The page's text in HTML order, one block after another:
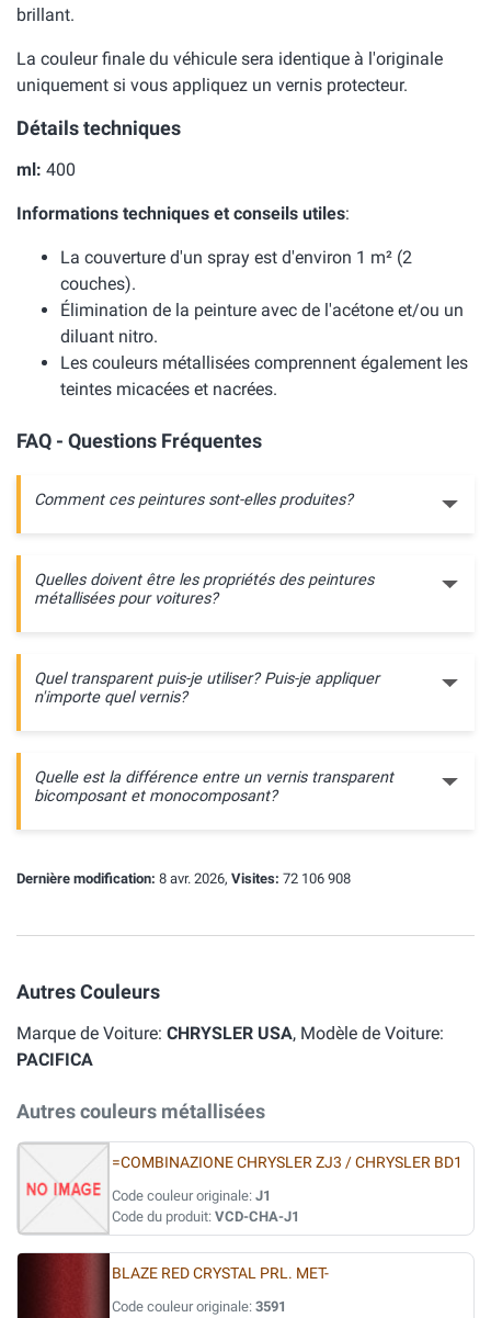
brillant.
La couleur finale du véhicule sera identique à l'originale
uniquement si vous appliquez un vernis protecteur.
Détails techniques
ml: 400
Informations techniques et conseils utiles:
La couverture d'un spray est d'environ 1 m² (2
couches).
Élimination de la peinture avec de l'acétone et/ou un
diluant nitro.
Les couleurs métallisées comprennent également les
teintes micacées et nacrées.
FAQ - Questions Fréquentes
Comment ces peintures sont-elles produites?
Quelles doivent être les propriétés des peintures
métallisées pour voitures?
Quel transparent puis-je utiliser? Puis-je appliquer
n'importe quel vernis?
Quelle est la différence entre un vernis transparent
bicomposant et monocomposant?
Dernière modification: 8 avr. 2026, Visites: 72 106 908
Autres Couleurs
Marque de Voiture: CHRYSLER USA, Modèle de Voiture:
PACIFICA
Autres couleurs métallisées
=COMBINAZIONE CHRYSLER ZJ3 / CHRYSLER BD1
Code couleur originale: J1
Code du produit: VCD-CHA-J1
BLAZE RED CRYSTAL PRL. MET-
Code couleur originale: 3591